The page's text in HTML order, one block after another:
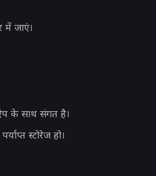
में जाएं।
के साथ संगत है।
स्टोरेज हो।